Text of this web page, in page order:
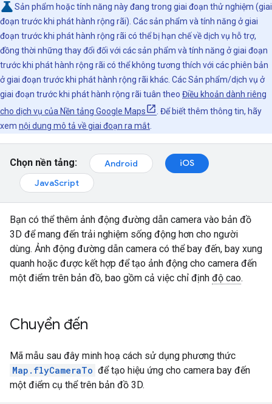
Sản phẩm hoặc tính năng này đang trong giai đoạn thử nghiệm (giai
đoạn trước khi phát hành rộng rãi). Các sản phẩm và tính năng ở giai
đoạn trước khi phát hành rộng rãi có thể bị hạn chế về dịch vụ hỗ trợ,
đồng thời những thay đổi đối với các sản phẩm và tính năng ở giai đoạn
trước khi phát hành rộng rãi có thể không tương thích với các phiên bản
ở giai đoạn trước khi phát hành rộng rãi khác. Các Sản phẩm/dịch vụ ở
giai đoạn trước khi phát hành rộng rãi tuân theo Điều khoản dành riêng
cho dịch vụ của Nền tảng Google Maps
. Để biết thêm thông tin, hãy
xem nội dung mô tả về giai đoạn ra mắt
Chọn nền tảng: Android
iOS
JavaScript
Bạn có thể thêm ảnh động đường dẫn camera vào bản đồ
3D để mang đến trải nghiệm sống động hơn cho người
dùng. Ảnh động đường dẫn camera có thể bay đến, bay xung
quanh hoặc được kết hợp để tạo ảnh động cho camera đến
một điểm trên bản đồ, bao gồm cả việc chỉ định độ cao.
Chuyển đến
Mã mẫu sau đây minh hoạ cách sử dụng phương thức
Map.flyCameraTo để tạo hiệu ứng cho camera bay đến
một điểm cụ thể trên bản đồ 3D.